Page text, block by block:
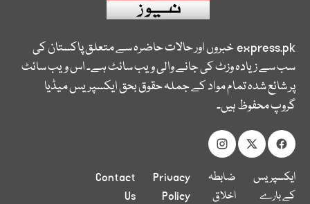
express.pkخبروں اور حالات حاضرہ سے متعلق پاکستان کی
سب سے زیادہ وزٹ کی جانے والی ویب سائٹ ہے۔ اس ویب سائٹ
پر شائع شدہ تمام مواد کے جملہ حقوق بحق ایکسپریس میڈیا
گروپ محفوظ ہیں۔
ایکسپریس
کے بارے
ضابطہ
اخلاق
Privacy
Policy
Contact
Us